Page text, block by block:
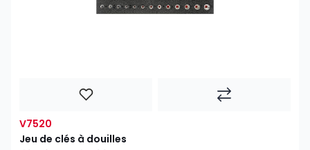
V7520
Jeu de clés à douilles